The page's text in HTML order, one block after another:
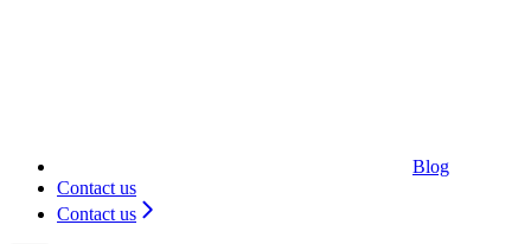
Blog
Contact us
Contact us